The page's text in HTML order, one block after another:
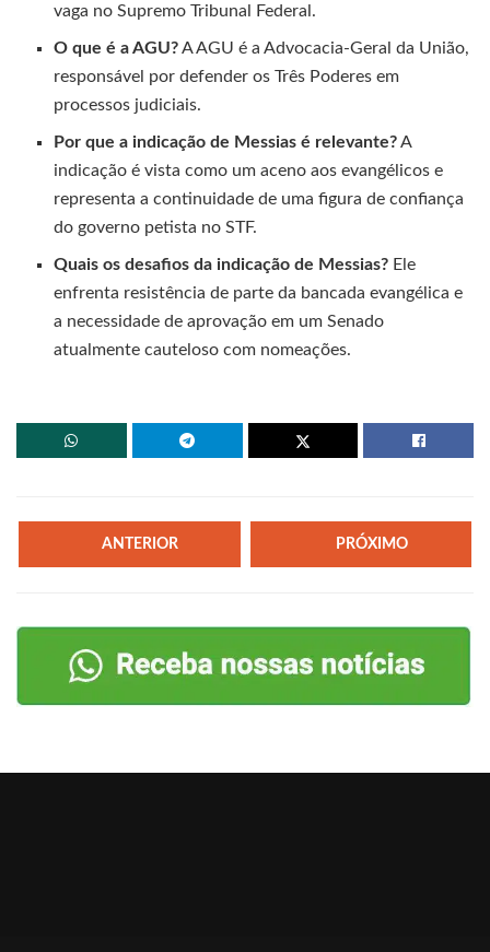
vaga no Supremo Tribunal Federal.
O que é a AGU?A AGU é a Advocacia-Geral da União,
responsável por defender os Três Poderes em
processos judiciais.
Por que a indicação de Messias é relevante?A
indicação é vista como um aceno aos evangélicos e
representa a continuidade de uma figura de confiança
do governo petista no STF.
Quais os desafios da indicação de Messias? Ele
enfrenta resistência de parte da bancada evangélica e
a necessidade de aprovação em um Senado
atualmente cauteloso com nomeações.
ANTERIOR PRÓXIMO